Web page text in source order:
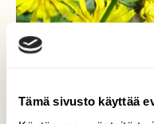
Tämä sivusto käyttää